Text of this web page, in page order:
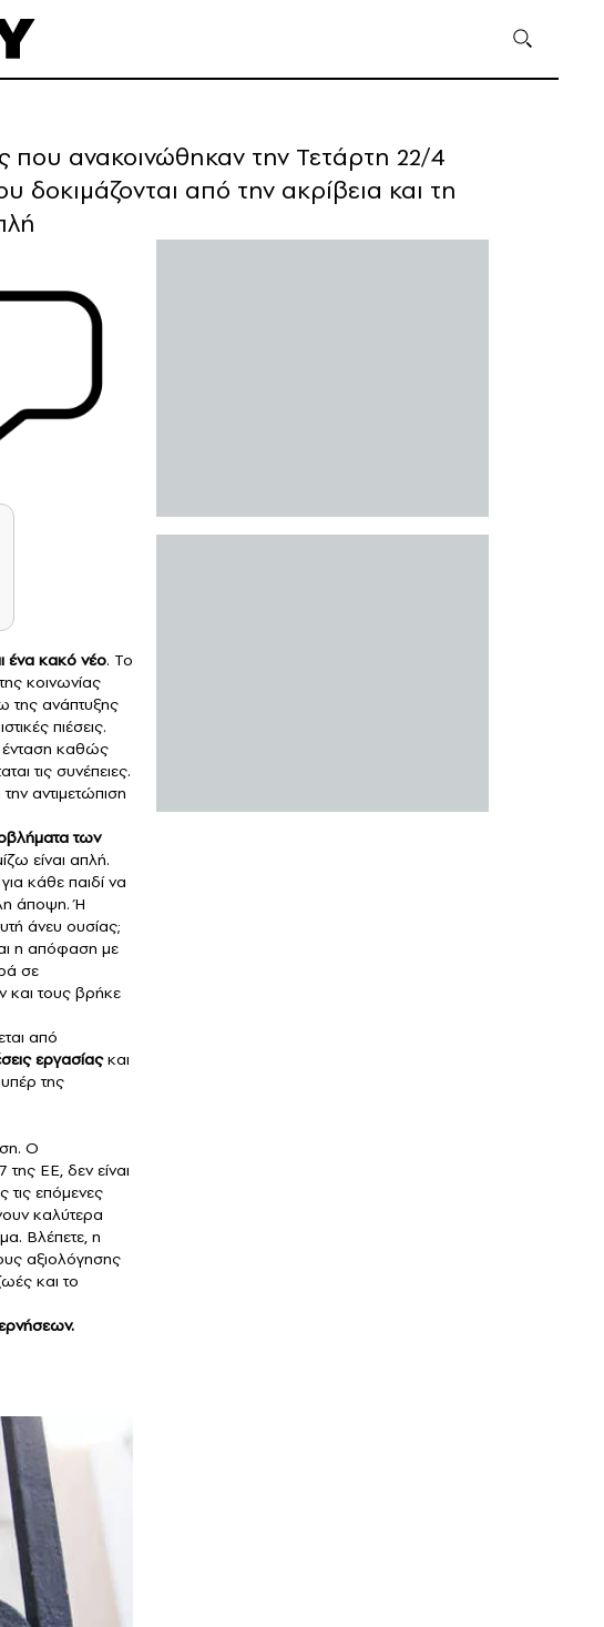
που ανακοινώθηκαν την Τετάρτη 22/4
από την ακρίβεια και τη
ένα κακό νέο. Το
κοινωνίας
της ανάπτυξης
πιέσεις.
ένταση καθώς
τις συνέπειες.
αντιμετώπιση
των
είναι απλή.
κάθε παιδί να
άποψη. Ή
άνευ ουσίας;
η απόφαση με
σε
και τους βρήκε
από
εργασίαςκαι
της
Ο
ΕΕ, δεν είναι
τις επόμενες
καλύτερα
Βλέπετε, η
αξιολόγησης
και το